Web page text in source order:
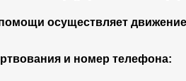
осуществляет
и номер телефона: